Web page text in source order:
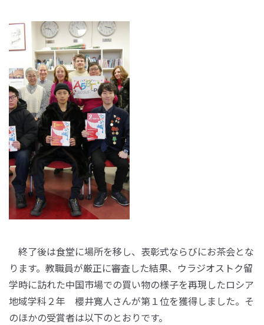
終了後は食堂に場所を移し、表彰式ならびにお茶会とな
ります。教職員が厳正に審査した結果、ウラジオストク留
学時に訪れた中国市場での買い物の様子を再現したロシア
地域学科２年 櫻井寛人さんが第１位を獲得しました。そ
のほかの受賞者は以下のとおりです。